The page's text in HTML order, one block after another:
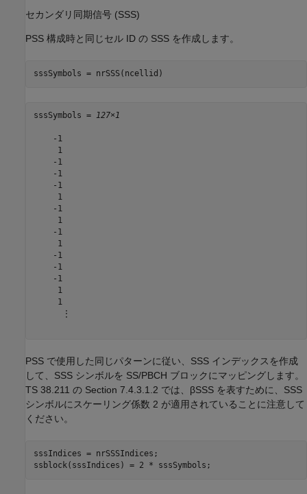
セカンダリ同期信号 (SSS)
PSS 構成時と同じセル ID の SSS を作成します。
sssSymbols = nrSSS(ncellid)
sssSymbols = 127×1
    -1
     1
    -1
    -1
    -1
     1
    -1
     1
    -1
     1
    -1
    -1
    -1
     1
     1
      ⋮
PSS で使用した同じパターンに従い、SSS インデックスを作成
して、SSS シンボルを SS/PBCH ブロックにマッピングします。
TS 38.211 の Section 7.4.3.1.2 では、 βSSS を表すために、SSS
シンボルにスケーリング係数 2 が適用されていることに注意して
ください。
sssIndices = nrSSSIndices;
ssblock(sssIndices) = 2 * sssSymbols;